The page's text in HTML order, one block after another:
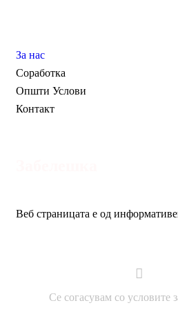
За нас
Соработка
Општи Услови
Контакт
Веб страницата е од
Се согасувам со условите